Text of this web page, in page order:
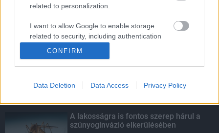
related to personalization.
I want to allow Google to enable storage
related to security, including authentication
CONFIRM
Data Deletion Data Access Privacy Policy
KIEMELT
Szakirányú továbbképzésekkel segíti
leküzdését a Gál Ferenc Egyetem
A lakosságra is fontos szerep hárul a
szúnyoginvázió elkerülésében